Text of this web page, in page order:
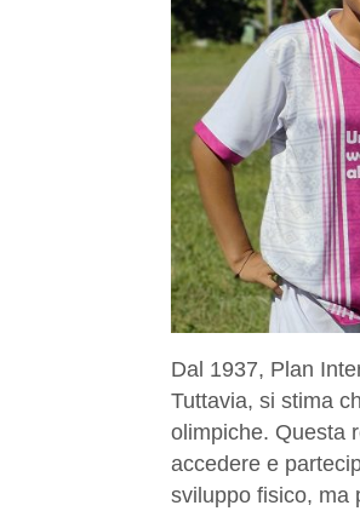
Dal 1937, Plan
Tuttavia, si stima
olimpiche. Questa
accedere e
sviluppo fisico, ma